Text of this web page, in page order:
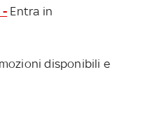
- Entra in
disponibili e